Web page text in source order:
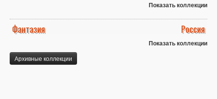
Показать коллекции
Фантазия Россия
Показать коллекции
Архивные коллекции